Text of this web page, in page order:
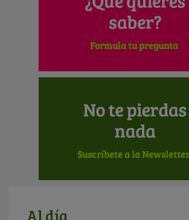
Al día